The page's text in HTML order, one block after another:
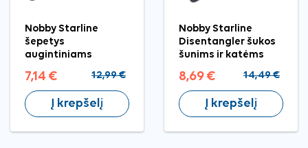
Nobby Starline
šepetys
augintiniams
7,14 € 12,99 €
Į krepšelį
Nobby Starline
Disentangler šukos
šunims ir katėms
8,69 € 14,49 €
Į krepšelį